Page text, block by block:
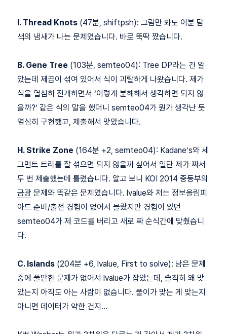
I. Thread Knots (47분, shiftpsh): 그림만 봐도 이분 탐
색의 냄새가 나는 문제였습니다. 바로 뚝딱 짰습니다.
B. Gene Tree (103분, semteo04): Tree DP라는 건 알
았는데 제곱이 섞여 있어서 식이 괴랄하게 나왔습니다. 제가
식을 열심히 전개하면서 ‘이렇게 분해해서 생각하면 되지 않
을까?’ 같은 식의 말을 했더니 semteo04가 뭔가 생각난 듯
열심히 구현했고, 제출해서 맞았습니다.
H. Strike Zone (164분 +2, semteo04): Kadane’s와 세
그먼트 트리를 잘 섞으면 되지 않을까 싶어서 일단 제가 짜서
두 번 제출했는데 틀렸습니다. 알고 보니 KOI 2014 중등부의
금광 문제와 똑같은 문제였습니다. lvalue와 저는 정보올림피
아드 준비/출전 경험이 없어서 몰랐지만 경험이 있던
semteo04가 제 코드를 버리고 새로 짜 순식간에 맞췄습니
다.
C. Islands (204분 +6, lvalue, First to solve): 남은 문제
중에 풀만한 문제가 없어서 lvalue가 잡았는데, 솔직히 왜 맞
았는지 아직도 아는 사람이 없습니다. 풀이가 맞는 게 맞는지
아니면 데이터가 약한 건지…